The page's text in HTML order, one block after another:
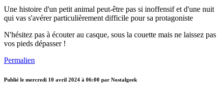
Une histoire d'un petit animal peut-être pas si inoffensif et d'une nuit
qui vas s'avérer particulièrement difficile pour sa protagoniste
N'hésitez pas à écouter au casque, sous la couette mais ne laissez pas
vos pieds dépasser !
Permalien
Publié le mercredi 10 avril 2024 à 06:00 par Nostalgeek